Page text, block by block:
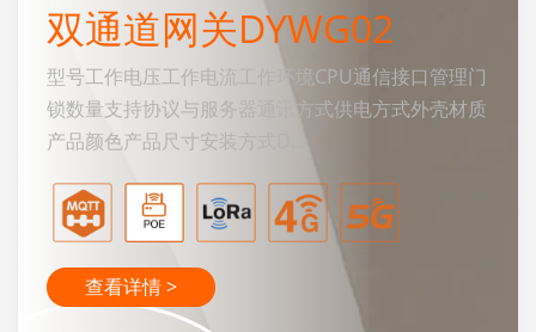
双通道网关DYWG02
型号工作电压工作电流工作环境CPU通信接口管理门
锁数量支持协议与服务器通讯方式供电方式外壳材质
产品颜色产品尺寸安装方式D...
查看详情 >